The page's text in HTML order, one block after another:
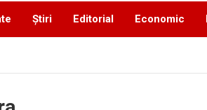
Știri Editorial Economic